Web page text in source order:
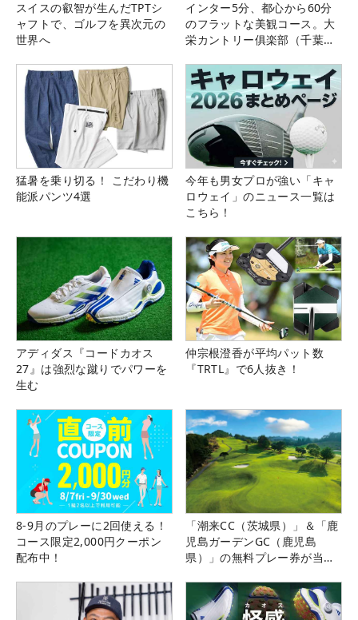
スイスの叡智が生んだTPTシ
ャフトで、ゴルフを異次元の
世界へ
インター5分、都心から60分
のフラットな美観コース。大
栄カントリー俱楽部（千葉
猛暑を乗り切る！ こだわり機
能派パンツ4選
今年も男女プロが強い「キャ
ロウェイ」のニュース一覧は
こちら！
アディダス『コードカオス
27』は強烈な蹴りでパワーを
生む
仲宗根澄香が平均パット数
『TRTL』で6人抜き！
8-9月のプレーに2回使える！
コース限定2,000円クーポン
配布中！
「潮来CC（茨城県）」＆「鹿
児島ガーデンGC（鹿児島
県）」の無料プレー券が当た